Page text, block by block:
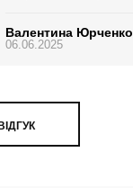
Валентина Юрченко
06.06.2025